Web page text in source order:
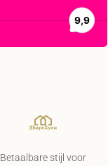
Betaalbare stijl voor